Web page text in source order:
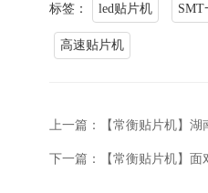
标签： led贴片机 SMT
高速贴片机
上一篇：【常衡贴片机】
下一篇：【常衡贴片机】面